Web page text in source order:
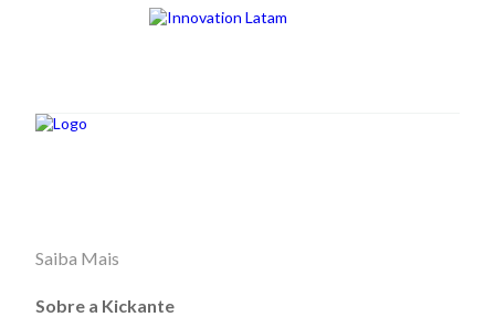
Saiba Mais
Sobre a Kickante